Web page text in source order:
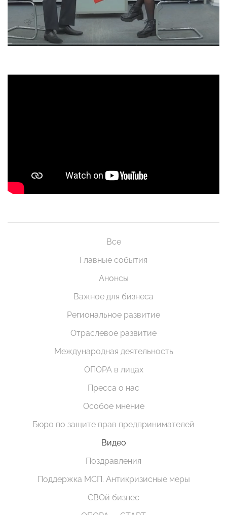
Все
Главные события
Анонсы
Важное для бизнеса
Региональное развитие
Отраслевое развитие
Международная деятельность
ОПОРА в лицах
Пресса о нас
Особое мнение
Бюро по защите прав предпринимателей
Видео
Поздравления
Поддержка МСП. Антикризисные меры
СВОй бизнес